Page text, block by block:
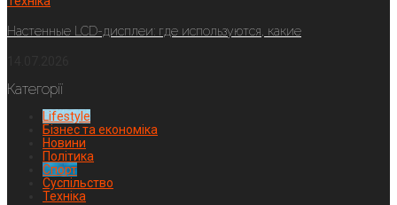
Настенные LCD-дисплеи: где используются, какие
Категорії
Lifestyle
Бізнес та економіка
Новини
Політика
Спорт
Суспільство
Техніка